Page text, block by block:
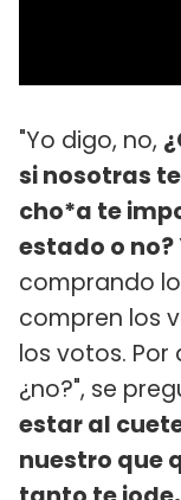
"Yo digo, no,
si nosotras
cho*a te
estado o no?
comprando
compren los
los votos.
¿no?", se
estar al
nuestro que